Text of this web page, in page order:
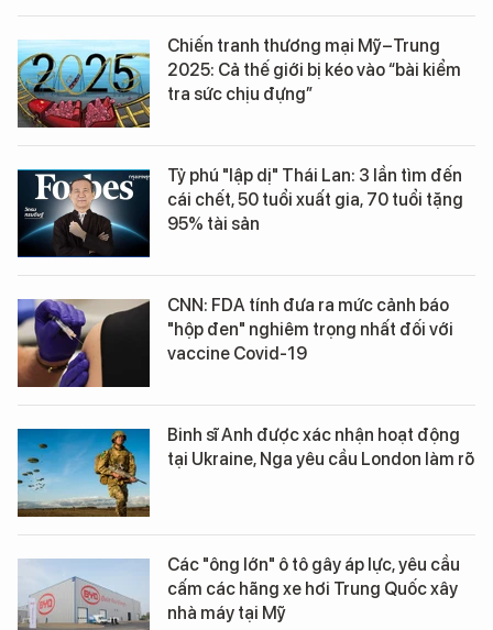
Chiến tranh thương mại Mỹ–Trung
2025: Cả thế giới bị kéo vào “bài kiểm
tra sức chịu đựng”
Tỷ phú "lập dị" Thái Lan: 3 lần tìm đến
cái chết, 50 tuổi xuất gia, 70 tuổi tặng
95% tài sản
CNN: FDA tính đưa ra mức cảnh báo
"hộp đen" nghiêm trọng nhất đối với
vaccine Covid-19
Binh sĩ Anh được xác nhận hoạt động
tại Ukraine, Nga yêu cầu London làm rõ
Các "ông lớn" ô tô gây áp lực, yêu cầu
cấm các hãng xe hơi Trung Quốc xây
nhà máy tại Mỹ